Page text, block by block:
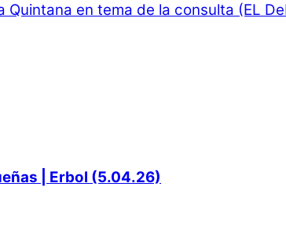
Quintana en tema de la consulta (EL
| Erbol (5.04.26)